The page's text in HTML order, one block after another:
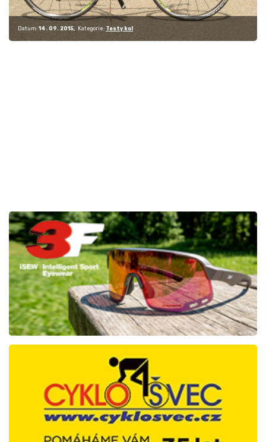
Datum: 14. 09. 2015 Kategorie: Testy kol